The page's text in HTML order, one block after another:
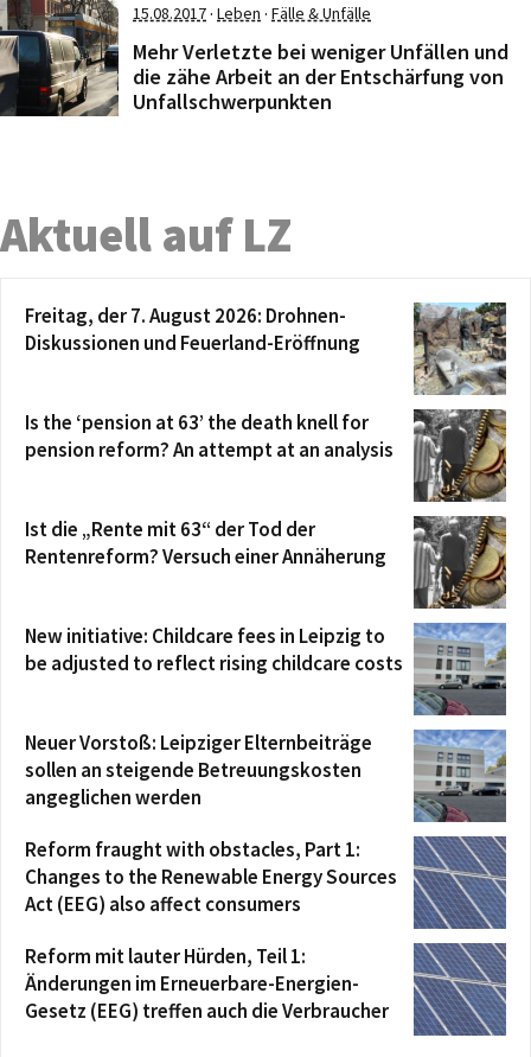
15.08.2017· Leben · Fälle & Unfälle
Mehr Verletzte bei weniger Unfällen und
die zähe Arbeit an der Entschärfung von
Unfallschwerpunkten
Aktuell auf LZ
Freitag, der 7. August 2026: Drohnen-
Diskussionen und Feuerland-Eröffnung
Is the ‘pension at 63’ the death knell for
pension reform? An attempt at an analysis
Ist die „Rente mit 63“ der Tod der
Rentenreform? Versuch einer Annäherung
New initiative: Childcare fees in Leipzig to
be adjusted to reflect rising childcare costs
Neuer Vorstoß: Leipziger Elternbeiträge
sollen an steigende Betreuungskosten
angeglichen werden
Reform fraught with obstacles, Part 1:
Changes to the Renewable Energy Sources
Act (EEG) also affect consumers
Reform mit lauter Hürden, Teil 1:
Änderungen im Erneuerbare-Energien-
Gesetz (EEG) treffen auch die Verbraucher